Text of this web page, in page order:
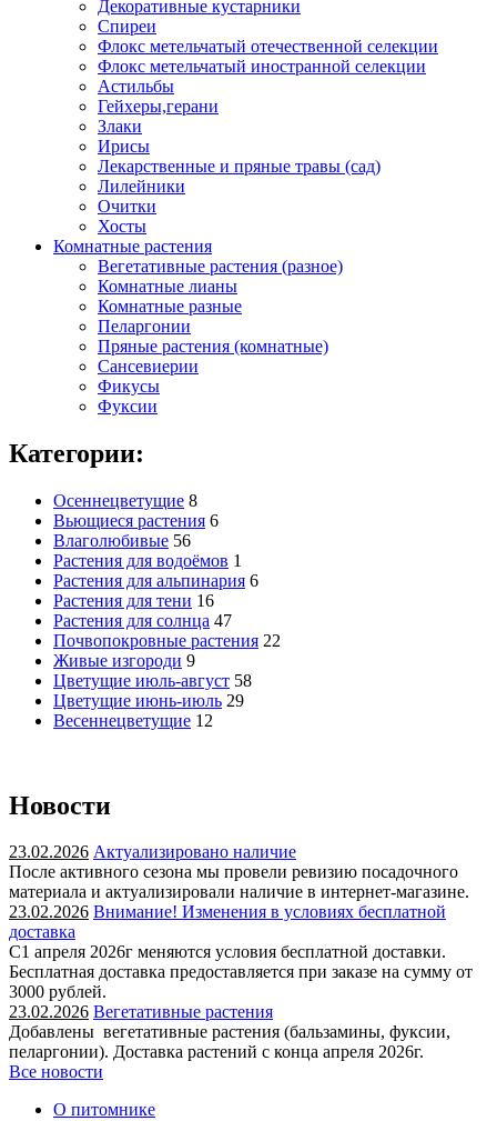
Декоративные кустарники
Спиреи
Флокс метельчатый отечественной селекции
Флокс метельчатый иностранной селекции
Астильбы
Гейхеры,герани
Злаки
Ирисы
Лекарственные и пряные травы (сад)
Лилейники
Очитки
Хосты
Комнатные растения
Вегетативные растения (разное)
Комнатные лианы
Комнатные разные
Пеларгонии
Пряные растения (комнатные)
Сансевиерии
Фикусы
Фуксии
Категории:
Осеннецветущие 8
Вьющиеся растения 6
Влаголюбивые 56
Растения для водоёмов 1
Растения для альпинария 6
Растения для тени 16
Растения для солнца 47
Почвопокровные растения 22
Живые изгороди 9
Цветущие июль-август 58
Цветущие июнь-июль 29
Весеннецветущие 12
Новости
23.02.2026 Актуализировано наличие
После активного сезона мы провели ревизию посадочного
материала и актуализировали наличие в интернет-магазине.
23.02.2026 Внимание! Изменения в условиях бесплатной
доставка
С1 апреля 2026г меняются условия бесплатной доставки.
Бесплатная доставка предоставляется при заказе на сумму от
3000 рублей.
23.02.2026 Вегетативные растения
Добавлены вегетативные растения (бальзамины, фуксии,
пеларгонии). Доставка растений с конца апреля 2026г.
Все новости
О питомнике